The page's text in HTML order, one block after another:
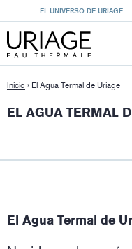
EL UNIVERSO DE URIAGE
Inicio › El Agua Termal de Uriage
EL AGUA TERMAL
El Agua Termal de